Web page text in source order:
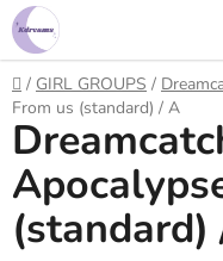
Prejsť
na
obsah
Domov
/ GIRL GROUPS /
From us (standard) / A
(standard)